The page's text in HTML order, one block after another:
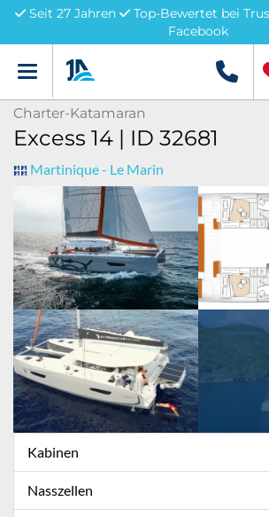
Seit 27 Jahren
Top-Bewertet bei
Facebook
Menü +49
Charter-Katamaran
Excess 14 | ID 32681
Martinique - Le Marin
Kabinen
Nasszellen